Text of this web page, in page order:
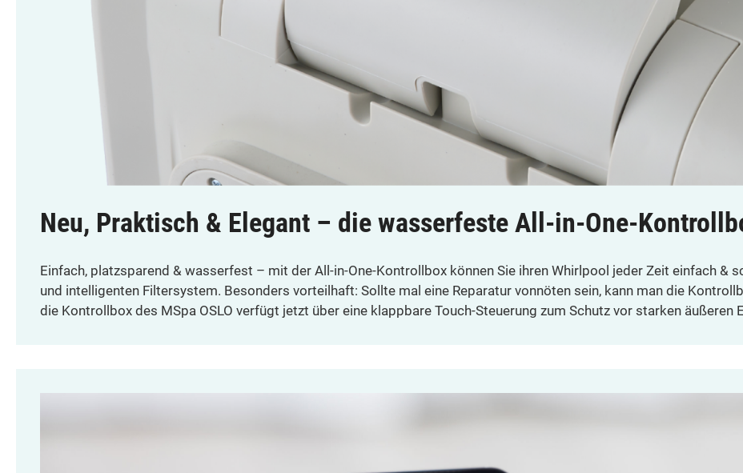
Neu, Praktisch & Elegant – die wasserfeste All-in-One-
Einfach, platzsparend & wasserfest – mit der All-in-One-Kontrollbox können Sie ihren Whirlpool jeder Zeit einfach &
und intelligenten Filtersystem. Besonders vorteilhaft: Sollte mal eine Reparatur vonnöten sein, kann man die
die Kontrollbox des MSpa OSLO verfügt jetzt über eine klappbare Touch-Steuerung zum Schutz vor starken äußeren